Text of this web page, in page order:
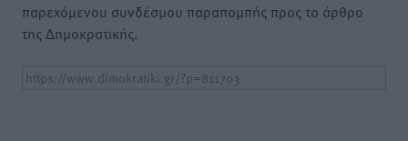
παρεχόμενου συνδέσμου παραπομπής προς το άρθρο
της Δημοκρατικής.